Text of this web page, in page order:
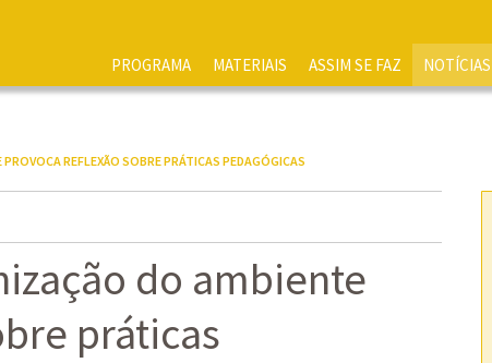
PROGRAMA MATERIAIS ASSIM SE FAZ NOTÍCIAS
REFLEXÃO SOBRE PRÁTICAS PEDAGÓGICAS
do ambiente
práticas